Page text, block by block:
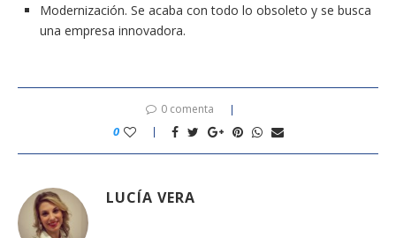
Modernización. Se acaba con todo lo obsoleto y se busca
una empresa innovadora.
0 comenta
0
LUCÍA VERA